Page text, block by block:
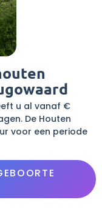
u al vanaf €
De Houten
voor een periode